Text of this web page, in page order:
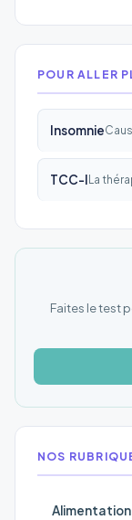
POUR ALLER
Insomnie
TCC-I La
Faites le test
NOS